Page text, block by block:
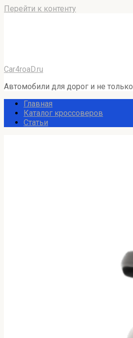
Перейти к контенту
Car4roaD.ru
Автомобили для дорог и не только
Главная
Каталог кроссоверов
Статьи